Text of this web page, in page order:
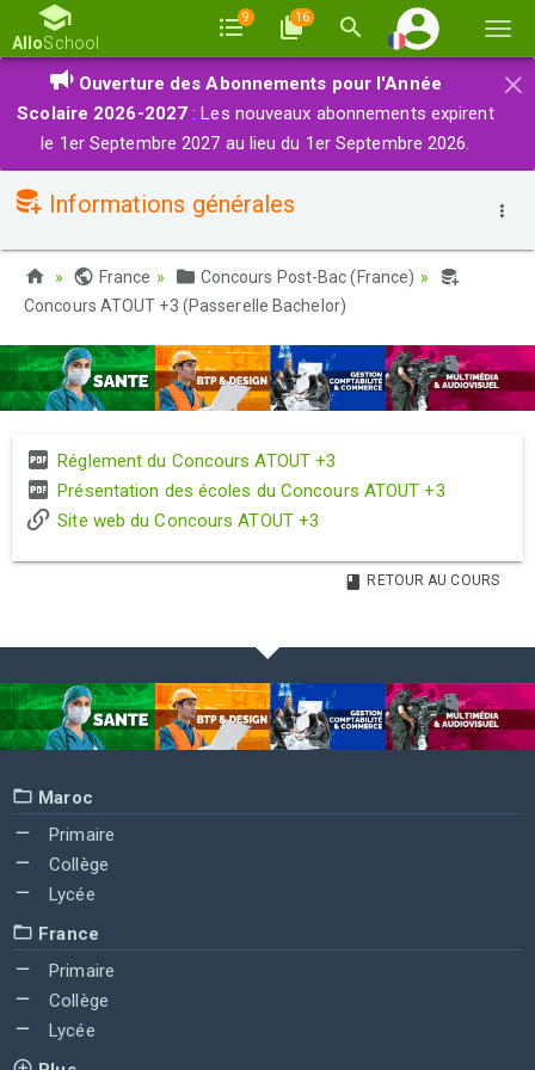
la
AlloSchool
9 16
×
Ouverture des Abonnements pour l'Année
Scolaire 2026-2027 : Les nouveaux abonnements expirent
le 1er Septembre 2027 au lieu du 1er Septembre 2026.
Informations générales
France
Concours Post-Bac (France)
Concours ATOUT +3 (Passerelle Bachelor)
Réglement du Concours ATOUT +3
Présentation des écoles du Concours ATOUT +3
Site web du Concours ATOUT +3
RETOUR AU COURS
Maroc
Primaire
Collège
Lycée
France
Primaire
Collège
Lycée